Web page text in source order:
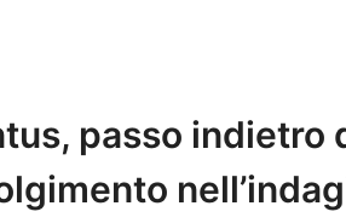
passo indietro